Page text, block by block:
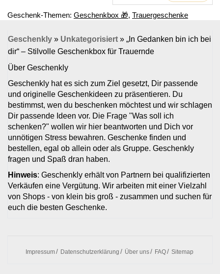
Geschenk-Themen: Geschenkbox 🎁, Trauergeschenke
Geschenkly » Unkategorisiert » „In Gedanken bin ich bei
dir“ – Stilvolle Geschenkbox für Trauernde
Über Geschenkly
Geschenkly hat es sich zum Ziel gesetzt, Dir passende
und originelle Geschenkideen zu präsentieren. Du
bestimmst, wen du beschenken möchtest und wir schlagen
Dir passende Ideen vor. Die Frage "Was soll ich
schenken?" wollen wir hier beantworten und Dich vor
unnötigen Stress bewahren. Geschenke finden und
bestellen, egal ob allein oder als Gruppe. Geschenkly
fragen und Spaß dran haben.
Hinweis: Geschenkly erhält von Partnern bei qualifizierten
Verkäufen eine Vergütung. Wir arbeiten mit einer Vielzahl
von Shops - von klein bis groß - zusammen und suchen für
euch die besten Geschenke.
Impressum Datenschutzerklärung Über uns FAQ Sitemap